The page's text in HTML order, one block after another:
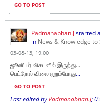
GO TO POST
Padmanabhan.Jstarted
in News & Knowledge to
03-08-13, 19:00
ஜூனியர் விகடனில் இருந்து...
பெட்ரோல் விலை ஏறும்போது...
GO TO POST
Last edited byPadmanabhan.J;